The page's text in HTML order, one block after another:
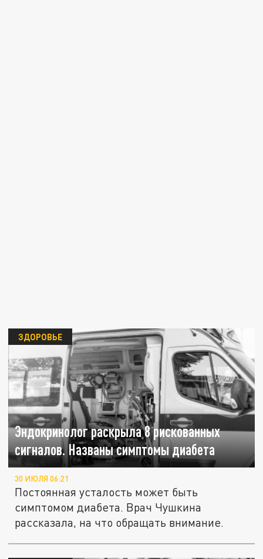
Эндокринолог раскрыла 8 рискованных
сигналов. Названы симптомы диабета
ЗДОРОВЬЕ
30 ИЮЛЯ 06:21
Постоянная усталость может быть
симптомом диабета. Врач Чушкина
рассказала, на что обращать внимание.